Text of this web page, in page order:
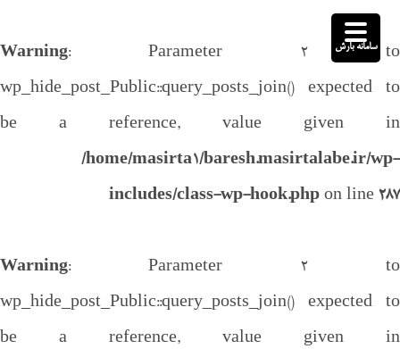
Warning: Parameter 2 to
wp_hide_post_Public::query_posts_join() expected to
be a reference, value given in
/home/masirta1/baresh.masirtalabe.ir/wp-
includes/class-wp-hook.php on line 287
Warning: Parameter 2 to
wp_hide_post_Public::query_posts_join() expected to
be a reference, value given in
سامانه بارش